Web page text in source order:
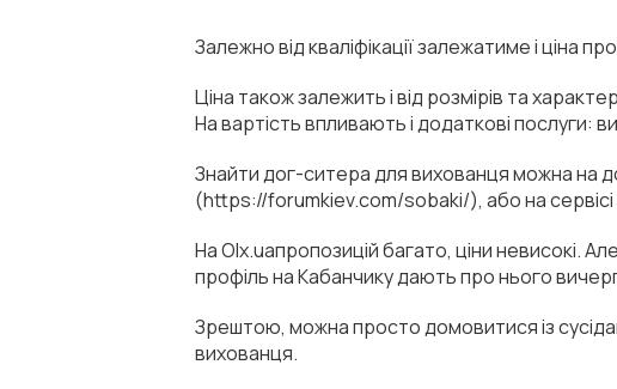
Залежно від кваліфікації залежатиме і ціна
Ціна також залежить і від розмірів та
На вартість впливають і додаткові послуги:
Знайти дог-ситера для вихованця можна на
(https://forumkiev.com/sobaki/), або на
На Оlx.uaпропозицій багато, ціни невисокі.
профіль на Кабанчику дають про нього
Зрештою, можна просто домовитися із
вихованця.